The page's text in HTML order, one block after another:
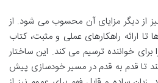
از دیگر مزایای آن محسوب می شود. از
ارائه راهکارهای عملی و مثبت، کتاب
خواننده ترسیم می کند. این ساختار
تا قدم به قدم در مسیر خودسازی پیش